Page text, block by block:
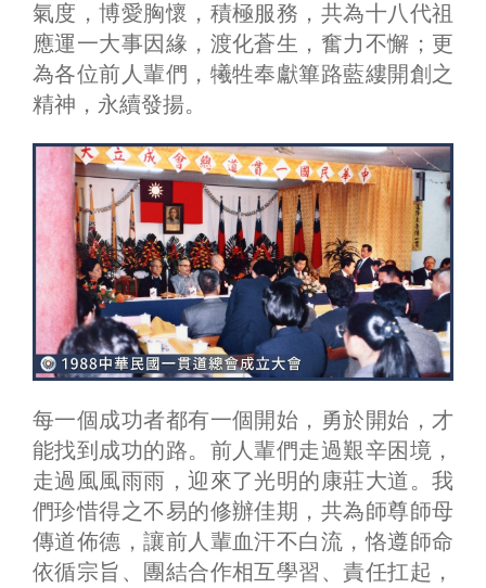
氣度，博愛胸懷，積極服務，共為十八代祖
應運一大事因緣，渡化蒼生，奮力不懈；更
為各位前人輩們，犧牲奉獻篳路藍縷開創之
精神，永續發揚。
每一個成功者都有一個開始，勇於開始，才
能找到成功的路。前人輩們走過艱辛困境，
走過風風雨雨，迎來了光明的康莊大道。我
們珍惜得之不易的修辦佳期，共為師尊師母
傳道佈德，讓前人輩血汗不白流，恪遵師命
依循宗旨、團結合作相互學習、責任扛起，